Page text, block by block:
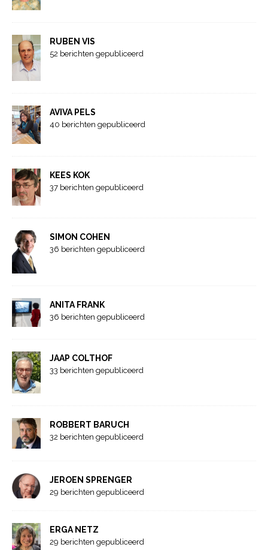
RUBEN VIS
52 berichten gepubliceerd
AVIVA PELS
40 berichten gepubliceerd
KEES KOK
37 berichten gepubliceerd
SIMON COHEN
36 berichten gepubliceerd
ANITA FRANK
36 berichten gepubliceerd
JAAP COLTHOF
33 berichten gepubliceerd
ROBBERT BARUCH
32 berichten gepubliceerd
JEROEN SPRENGER
29 berichten gepubliceerd
ERGA NETZ
29 berichten gepubliceerd